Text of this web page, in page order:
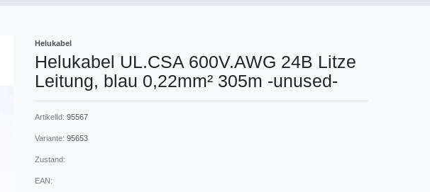
Helukabel
Helukabel UL.CSA 600V.AWG 24B Litze
Leitung, blau 0,22mm² 305m -unused-
ArtikelId: 95567
Variante: 95653
Zustand:
EAN: